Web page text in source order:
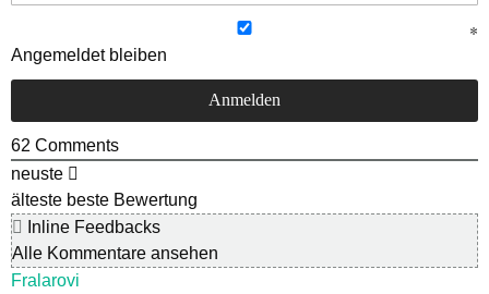
Angemeldet bleiben
62 Comments
neuste
älteste beste Bewertung
Inline Feedbacks
Alle Kommentare ansehen
Fralarovi